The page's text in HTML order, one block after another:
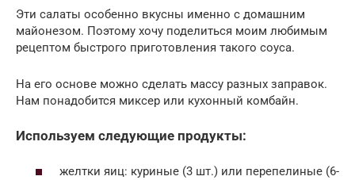
Эти салаты особенно вкусны именно с домашним
майонезом. Поэтому хочу поделиться моим любимым
рецептом быстрого приготовления такого соуса.
На его основе можно сделать массу разных заправок.
Нам понадобится миксер или кухонный комбайн.
Используем следующие продукты:
желтки яиц: куриные (3 шт.) или перепелиные (6-